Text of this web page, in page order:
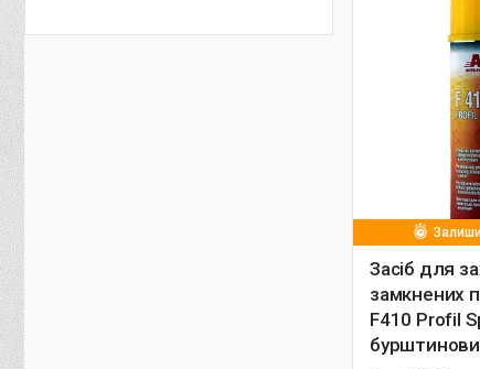
Засіб для
замкнених
F410 Profil